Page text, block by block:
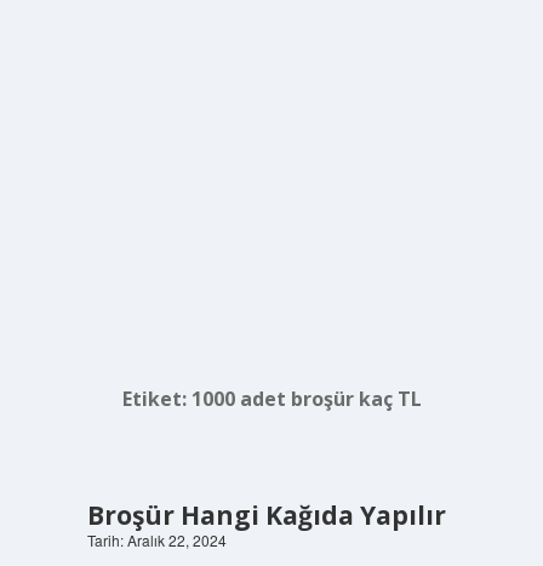
Etiket: 1000 adet broşür kaç TL
Broşür Hangi Kağıda Yapılır
Tarih: Aralık 22, 2024